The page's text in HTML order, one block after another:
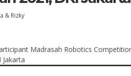
& Rizky